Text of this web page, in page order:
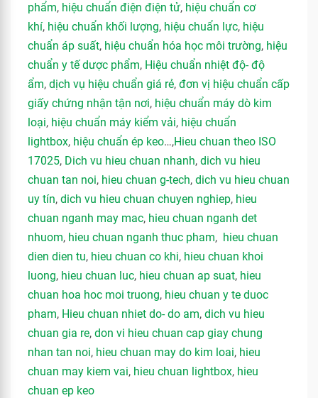
phẩm, hiệu chuẩn điện điện tử, hiệu chuẩn cơ
khí, hiệu chuẩn khối lượng, hiệu chuẩn lực, hiệu
chuẩn áp suất, hiệu chuẩn hóa học môi trường, hiệu
chuẩn y tế dược phẩm, Hiệu chuẩn nhiệt độ- độ
ẩm, dịch vụ hiệu chuẩn giá rẻ, đơn vị hiệu chuẩn cấp
giấy chứng nhận tận nơi, hiệu chuẩn máy dò kim
loại, hiệu chuẩn máy kiểm vải, hiệu chuẩn
lightbox, hiệu chuẩn ép keo…,Hieu chuan theo ISO
17025, Dich vu hieu chuan nhanh, dich vu hieu
chuan tan noi, hieu chuan g-tech, dich vu hieu chuan
uy tín, dich vu hieu chuan chuyen nghiep, hieu
chuan nganh may mac, hieu chuan nganh det
nhuom, hieu chuan nganh thuc pham, hieu chuan
dien dien tu, hieu chuan co khi, hieu chuan khoi
luong, hieu chuan luc, hieu chuan ap suat, hieu
chuan hoa hoc moi truong, hieu chuan y te duoc
pham, Hieu chuan nhiet do- do am, dich vu hieu
chuan gia re, don vi hieu chuan cap giay chung
nhan tan noi, hieu chuan may do kim loai, hieu
chuan may kiem vai, hieu chuan lightbox, hieu
chuan ep keo